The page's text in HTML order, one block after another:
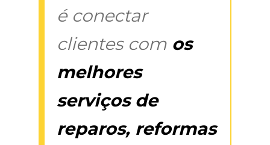
é conectar
clientes com os
melhores
serviços de
reparos, reformas